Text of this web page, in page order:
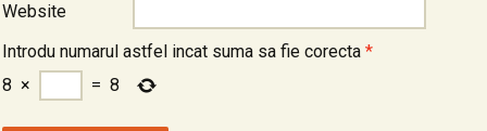
Website
Introdu numarul astfel incat suma sa fie corecta *
8 × = 8